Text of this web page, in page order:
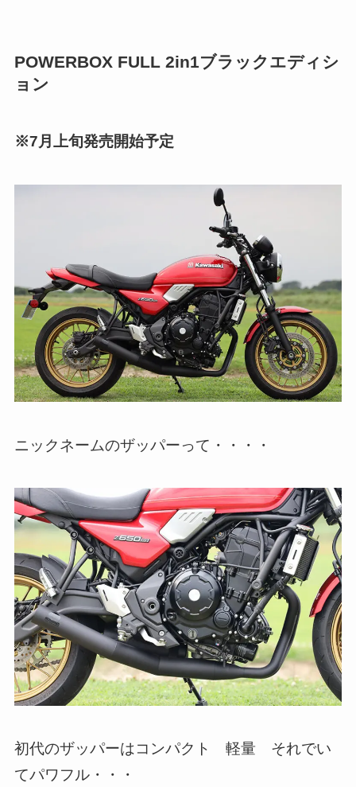
POWERBOX FULL 2in1ブラックエディシ
ョン
※7月上旬発売開始予定
ニックネームのザッパーって・・・・
初代のザッパーはコンパクト 軽量 それでい
てパワフル・・・